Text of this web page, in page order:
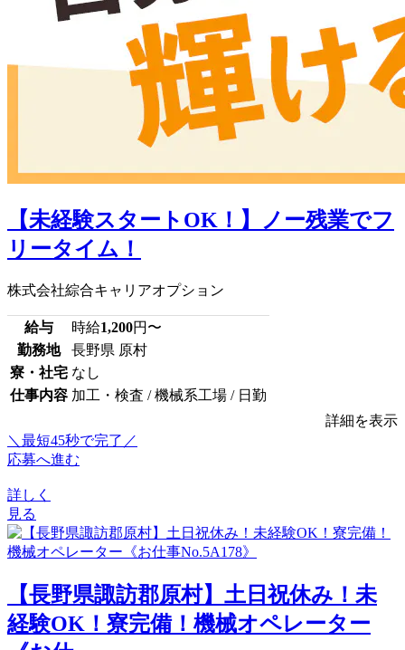
【未経験スタートOK！】ノー残業でフ
リータイム！
株式会社綜合キャリアオプション
給与 時給1,200円〜
勤務地
長野県 原村
寮・社宅 なし
仕事内容 加工・検査 / 機械系工場 / 日勤
詳細を表示
＼最短45秒で完了／
応募へ進む
詳しく
見る
【長野県諏訪郡原村】土日祝休み！未
経験OK！寮完備！機械オペレーター